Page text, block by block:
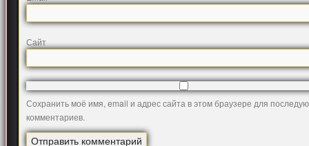
Сайт
Сохранить моё имя, email и адрес сайта в этом браузере для
комментариев.